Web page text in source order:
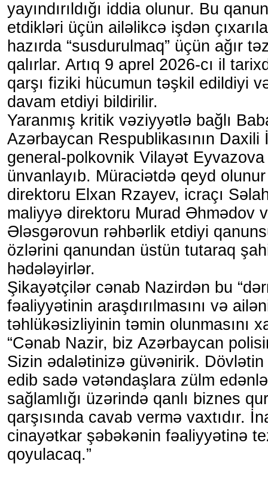
yayındırıldığı iddia olunur. Bu
etdikləri üçün ailəlikcə işdən
hazırda “susdurulmaq” üçün ağır
qalırlar. Artıq 9 aprel 2026-cı il
qarşı fiziki hücumun təşkil edildiyi
davam etdiyi bildirilir.
Yaranmış kritik vəziyyətlə bağlı
Azərbaycan Respublikasının Daxili
general-polkovnik Vilayət
ünvanlayıb. Müraciətdə qeyd
direktoru Elxan Rzayev, icraçı
maliyyə direktoru Murad Əhmədov
Ələsgərovun rəhbərlik etdiyi
özlərini qanundan üstün tutaraq
hədələyirlər.
Şikayətçilər cənab Nazirdən bu
fəaliyyətinin araşdırılmasını və
təhlükəsizliyinin təmin olunmasını
“Cənab Nazir, biz Azərbaycan
Sizin ədalətinizə güvənirik. Dövlətin
edib sadə vətəndaşlara zülm
sağlamlığı üzərində qanlı biznes
qarşısında cavab vermə vaxtıdır.
cinayətkar şəbəkənin fəaliyyətinə
qoyulacaq.”